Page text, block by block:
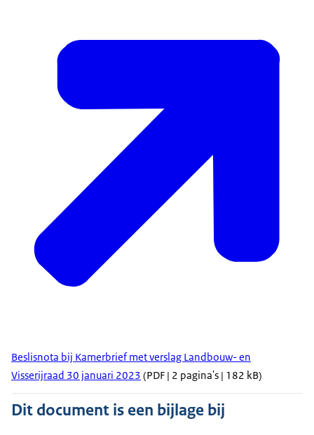
Beslisnota bij Kamerbrief met verslag Landbouw- en
Visserijraad 30 januari 2023 (PDF | 2 pagina's | 182 kB)
Dit document is een bijlage bij